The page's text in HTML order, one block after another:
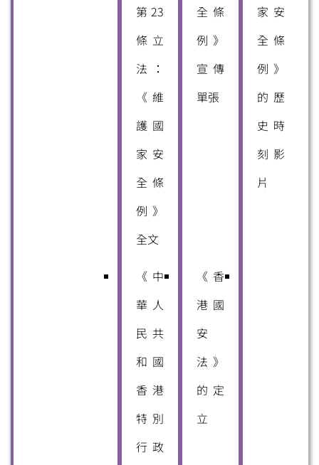
第23
條立
法：
《維
護國
家安
全條
例》
全文
全條
例》
宣傳
單張
家安
全條
例》
的歷
史時
刻影
片
《中
華人
民共
和國
香港
特別
行政
《香
港國
安
法》
的定
立